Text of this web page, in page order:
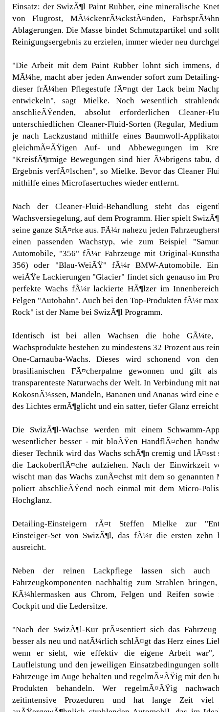
Einsatz: der SwizÃ¶l Paint Rubber, eine mineralische
von Flugrost, MÃ¼ckenrÃ¼ckstÃ¤nden,
Ablagerungen. Die Masse bindet Schmutzpartikel und
Reinigungsergebnis zu erzielen, immer wieder neu
"Die Arbeit mit dem Paint Rubber lohnt sich immens,
MÃ¼he, macht aber jeden Anwender sofort zum
dieser frÃ¼hen Pflegestufe fÃ¤ngt der Lack beim
entwickeln", sagt Mielke. Noch wesentlich
anschlieÃŸenden, absolut erforderlichen Cleaner-
unterschiedlichen Cleaner-Fluid-Sorten (Regular,
je nach Lackzustand mithilfe eines Baumwoll-
gleichmÃ¤ÃŸigen Auf- und Abbewegungen im
"KreisfÃ¶rmige Bewegungen sind hier Ã¼brigens tabu,
Ergebnis verfÃ¤lschen", so Mielke. Bevor das Cleaner
mithilfe eines Microfasertuches wieder entfernt.
Nach der Cleaner-Fluid-Behandlung steht das
Wachsversiegelung, auf dem Programm. Hier spielt
seine ganze StÃ¤rke aus. FÃ¼r nahezu jeden
einen passenden Wachstyp, wie zum Beispiel
Automobile, "356" fÃ¼r Fahrzeuge mit Original-
356) oder "Blau-WeiÃŸ" fÃ¼r BMW-Automobile.
weiÃŸe Lackierungen "Glacier" findet sich genauso im
perfekte Wachs fÃ¼r lackierte HÃ¶lzer im
Felgen "Autobahn". Auch bei den Top-Produkten fÃ¼r
Rock" ist der Name bei SwizÃ¶l Programm.
Identisch ist bei allen Wachsen die hohe GÃ¼te,
Wachsprodukte bestehen zu mindestens 32 Prozent aus
One-Carnauba-Wachs. Dieses wird schonend von
brasilianischen FÃ¤cherpalme gewonnen und gilt
transparenteste Naturwachs der Welt. In Verbindung mit
KokosnÃ¼ssen, Mandeln, Bananen und Ananas wird eine
des Lichtes ermÃ¶glicht und ein satter, tiefer Glanz
Die SwizÃ¶l-Wachse werden mit einem Schwamm-
wesentlicher besser - mit bloÃŸen HandflÃ¤chen
dieser Technik wird das Wachs schÃ¶n cremig und
die LackoberflÃ¤che aufziehen. Nach der Einwirkzeit
wischt man das Wachs zunÃ¤chst mit dem so genannten
poliert abschlieÃŸend noch einmal mit dem Micro-
Hochglanz.
Detailing-Einsteigern rÃ¤t Steffen Mielke zur
Einsteiger-Set von SwizÃ¶l, das fÃ¼r die ersten zehn
ausreicht.
Neben der reinen Lackpflege lassen sich auch
Fahrzeugkomponenten nachhaltig zum Strahlen
KÃ¼hlermasken aus Chrom, Felgen und Reifen
Cockpit und die Ledersitze.
"Nach der SwizÃ¶l-Kur prÃ¤sentiert sich das Fahrzeug
besser als neu und natÃ¼rlich schlÃ¤gt das Herz eines
wenn er sieht, wie effektiv die eigene Arbeit war",
Laufleistung und den jeweiligen Einsatzbedingungen
Fahrzeuge im Auge behalten und regelmÃ¤ÃŸig mit den
Produkten behandeln. Wer regelmÃ¤ÃŸig
zeitintensive Prozeduren und hat lange Zeit viel